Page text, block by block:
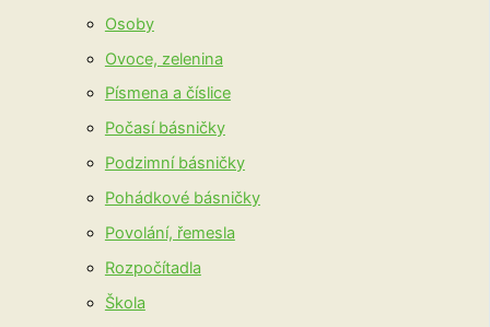
Osoby
Ovoce, zelenina
Písmena a číslice
Počasí básničky
Podzimní básničky
Pohádkové básničky
Povolání, řemesla
Rozpočítadla
Škola